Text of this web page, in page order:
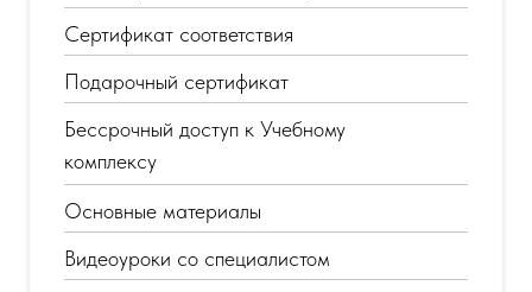
Сертификат соответствия
Подарочный сертификат
Бессрочный доступ к Учебному
комплексу
Основные материалы
Видеоуроки со специалистом